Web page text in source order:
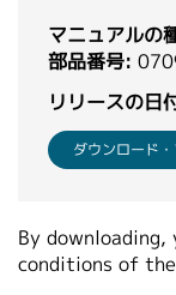
日本語
韓国語
繁體中文
マニュアルの
部品番号:
リリースの日
ダウンロード
By
conditions of the